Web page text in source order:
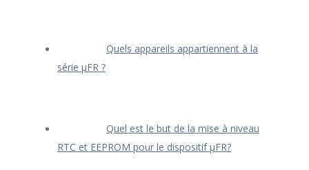
Quels appareils appartiennent à la
série μFR ?
Quel est le but de la mise à niveau
RTC et EEPROM pour le dispositif μFR?